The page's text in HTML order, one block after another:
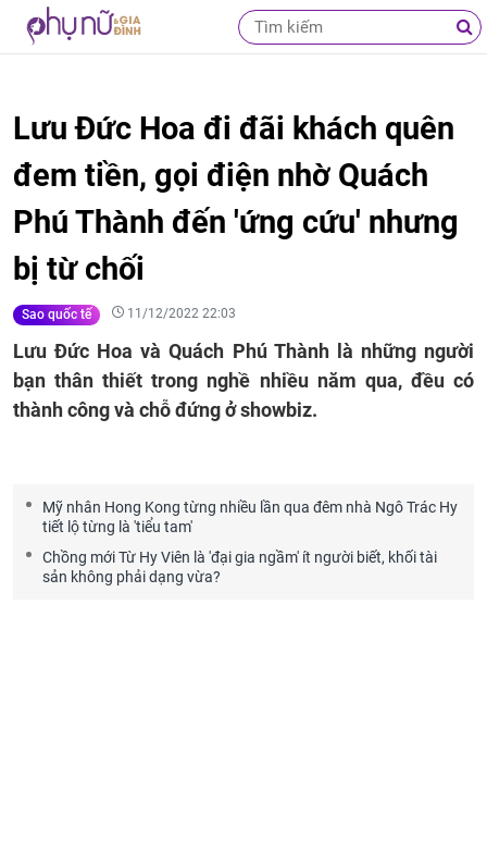
Lưu Đức Hoa đi đãi khách quên
đem tiền, gọi điện nhờ Quách
Phú Thành đến 'ứng cứu' nhưng
bị từ chối
Sao quốc tế 11/12/2022 22:03
Lưu Đức Hoa và Quách Phú Thành là những người
bạn thân thiết trong nghề nhiều năm qua, đều có
thành công và chỗ đứng ở showbiz.
Mỹ nhân Hong Kong từng nhiều lần qua đêm nhà Ngô Trác Hy
tiết lộ từng là 'tiểu tam'
Chồng mới Từ Hy Viên là 'đại gia ngầm' ít người biết, khối tài
sản không phải dạng vừa?